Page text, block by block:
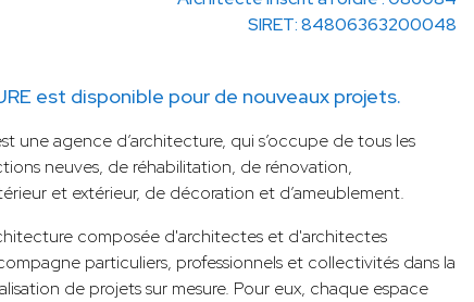
SIRET: 84806363200048
est disponible pour de nouveaux projets.
une agence d’architecture, qui s’occupe de tous les
neuves, de réhabilitation, de rénovation,
et extérieur, de décoration et d’ameublement.
composée d'architectes et d'architectes
particuliers, professionnels et collectivités dans la
de projets sur mesure. Pour eux, chaque espace